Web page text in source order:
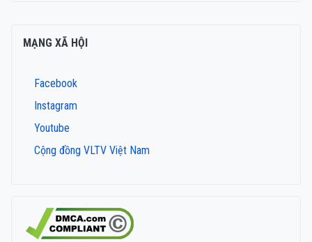
MẠNG XÃ HỘI
Facebook
Instagram
Youtube
Cộng đồng VLTV Việt Nam